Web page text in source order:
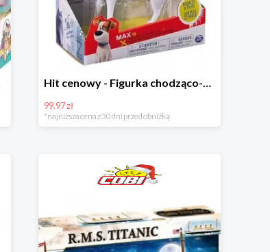
Hit cenowy - Figurka chodząco-mówiąca Secret Life of Pets
99.97 zł
*najniższa cena z 30 dni przed obniżką